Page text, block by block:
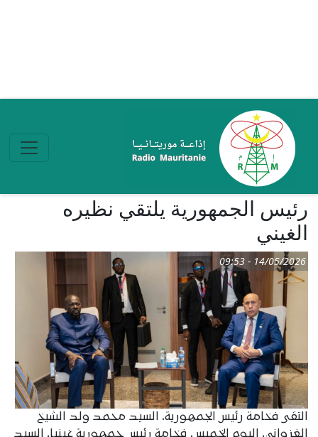
رئيس الجمهورية يلتقي نظيره
الغيني
14/05/2026 - 09:53
التقى فخامة رئيس الجمهورية، السيد محمد ولد الشيخ